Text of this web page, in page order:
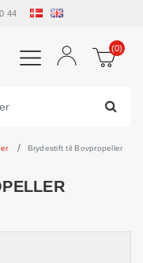
44
(0)
Brydestift til Bovpropeller